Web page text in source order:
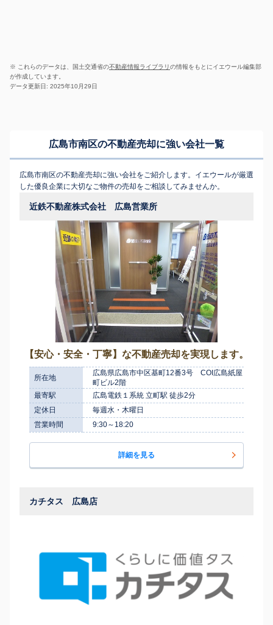
※ これらのデータは、国土交通省の不動産情報ライブラリの情報をもとにイエウール編集部
が作成しています。
データ更新日: 2025年10月29日
広島市南区の不動産売却に強い会社一覧
広島市南区の不動産売却に強い会社をご紹介します。イエウールが厳選
した優良企業に大切なご物件の売却をご相談してみませんか。
近鉄不動産株式会社 広島営業所
【安心・安全・丁寧】な不動産売却を実現します。
所在地
広島県広島市中区基町12番3号 COI広島紙屋
町ビル2階
最寄駅
広島電鉄１系統 立町駅 徒歩2分
定休日
毎週水・木曜日
営業時間
9:30～18:20
詳細を見る
カチタス 広島店